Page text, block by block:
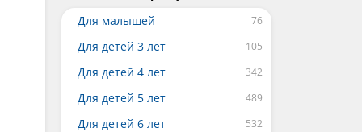
Для малышей
Для детей 3 лет
Для детей 4 лет
Для детей 5 лет
Для детей 6 лет